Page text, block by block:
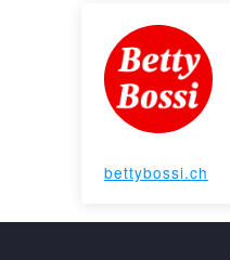
bettybossi.ch